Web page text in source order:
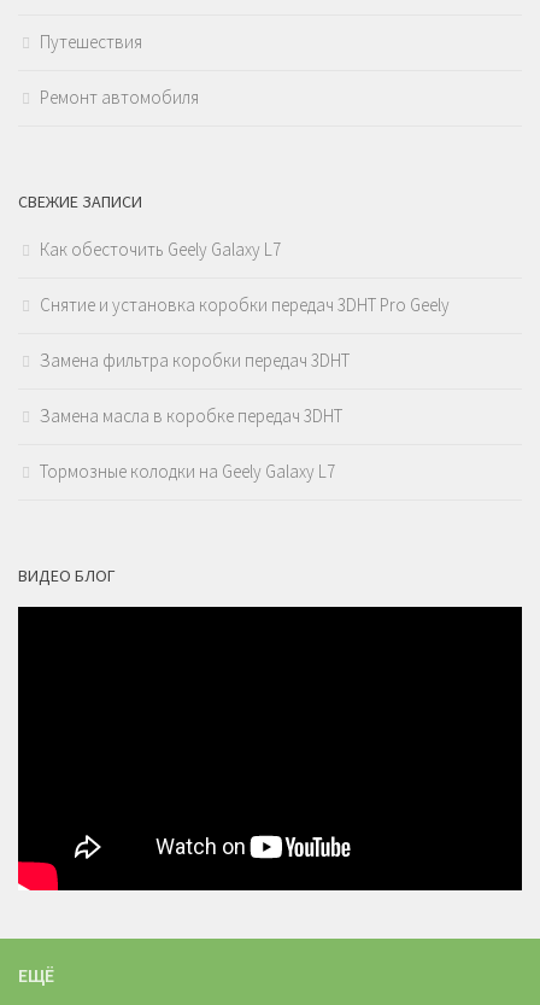
Путешествия
Ремонт автомобиля
СВЕЖИЕ ЗАПИСИ
Как обесточить Geely Galaxy L7
Снятие и установка коробки передач 3DHT Pro Geely
Замена фильтра коробки передач 3DHT
Замена масла в коробке передач 3DHT
Тормозные колодки на Geely Galaxy L7
ВИДЕО БЛОГ
ЕЩЁ